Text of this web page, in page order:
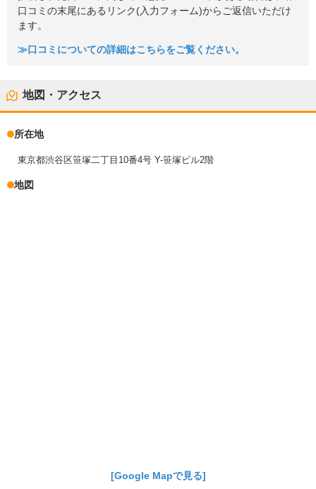
口コミの末尾にあるリンク(入力フォーム)からご返信いただけ
ます。
≫口コミについての詳細はこちらをご覧ください。
地図・アクセス
所在地
東京都渋谷区笹塚二丁目10番4号 Y-笹塚ビル2階
地図
[Google Mapで見る]